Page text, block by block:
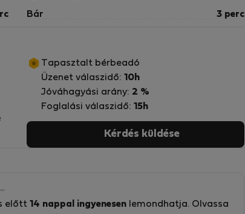
Bár 3 perc
Tapasztalt bérbeadó
Üzenet válaszidő: 10h
Jóváhagyási arány: 2 %
Foglalási válaszidő: 15h
Kérdés küldése
előtt 14 nappal ingyenesen lemondhatja. Olvassa